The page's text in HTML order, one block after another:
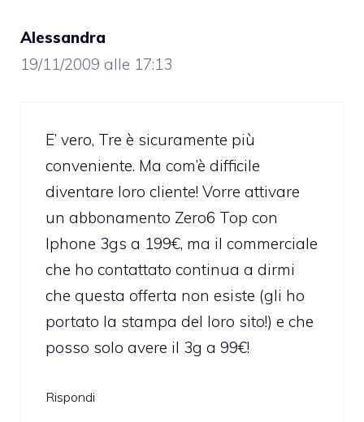
Alessandra
19/11/2009 alle 17:13
E’ vero, Tre è sicuramente più
conveniente. Ma com’è difficile
diventare loro cliente! Vorre attivare
un abbonamento Zero6 Top con
Iphone 3gs a 199€, ma il commerciale
che ho contattato continua a dirmi
che questa offerta non esiste (gli ho
portato la stampa del loro sito!) e che
posso solo avere il 3g a 99€!
Rispondi